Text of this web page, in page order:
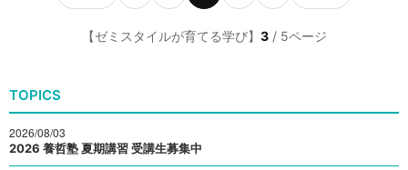
【ゼミスタイルが育てる学び】 3/ 5ページ
TOPICS
2026/08/03
2026 養哲塾 夏期講習 受講生募集中